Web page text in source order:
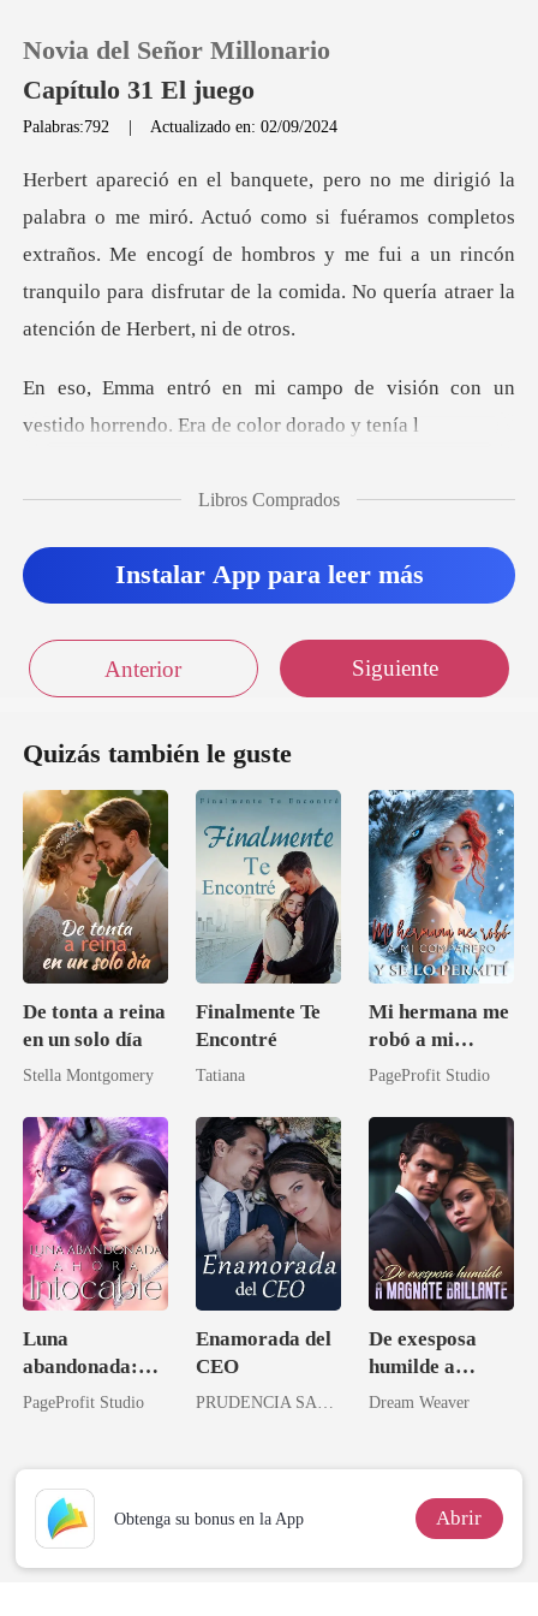
0
Recargar
Salir
Novia del Señor Millonario
Capítulo 31 El juego
Palabras:792 | Actualizado en: 02/09/2024
o si fuéramos completos
extraños. Me encogí de hombros y me fui a un rincón
tranqui
de visión con un
vestido horren
Libros Comprados
Instalar App para leer más
Anterior Siguiente
Quizás también le guste
De tonta a reina
en un solo día
Stella Montgomery
Finalmente Te
Encontré
Tatiana
Mi hermana me
robó a mi
compañero y se
PageProfit Studio
Luna
abandonada:
Ahora intocable
PageProfit Studio
Enamorada del
CEO
De exesposa
humilde a
magnate
Dream Weaver
Obtenga su bonus en la App Abrir